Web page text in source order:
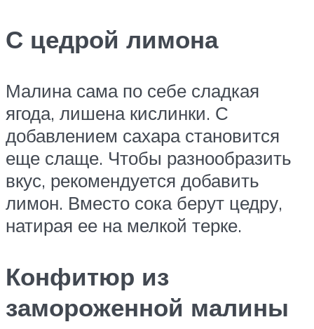
С цедрой лимона
Малина сама по себе сладкая
ягода, лишена кислинки. С
добавлением сахара становится
еще слаще. Чтобы разнообразить
вкус, рекомендуется добавить
лимон. Вместо сока берут цедру,
натирая ее на мелкой терке.
Конфитюр из
замороженной малины